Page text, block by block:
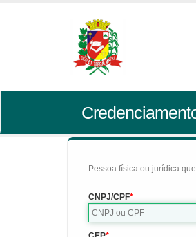
Pessoa física ou jurídica
CNPJ/CPF